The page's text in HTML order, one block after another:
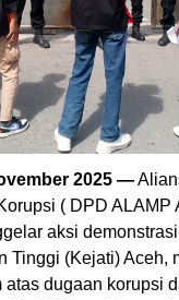
2025 —
( DPD ALAMP
aksi
Tinggi (Kejati) Aceh,
atas dugaan korupsi